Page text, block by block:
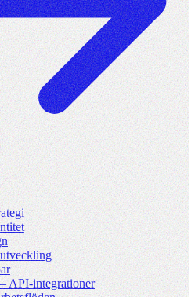
integrationer